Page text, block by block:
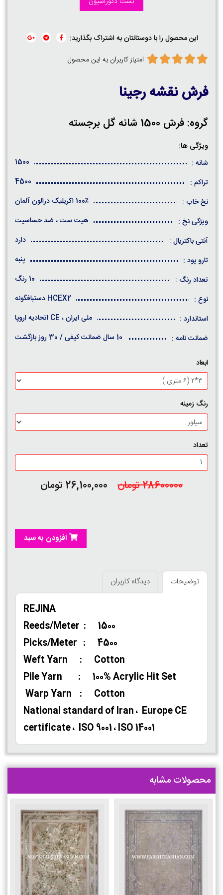
این محصول را با دوستانتان به اشتراک بگذارید:
امتیاز کاربران به این محصول
فرش نقشه رجینا
گروه: فرش 1500 شانه گل برجسته
ویژگی ها:
شانه :
1500
تراکم :
4500
نخ خاب :
100٪ اکریلیک درالون آلمان
ویژگی نخ :
هیت ست ، ضد حساسیت
آنتی باکتریال :
دارد
تارو پود :
پنبه
تعداد رنگ :
10 رنگ
نوع :
HCEX2 دستبافگونه
استاندارد :
ملی ایران ، CE اتحادیه اروپا
ضمانت نامه :
10 سال ضمانت کیفی / 30 روز بازگشت
ابعاد
رنگ زمینه
تعداد
28600000 تومان 26,100,000 تومان
افزودن به سبد
توضیحات دیدگاه کاربران
REJINA
Reeds/Meter : 1500
Picks/Meter : 4500
Weft Yarn : Cotton
Pile Yarn : 100% Acrylic Hit Set
Warp Yarn : Cotton
National standard of Iran ، Europe CE
certificate ، ISO 9001 ، ISO 14001
محصولات مشابه